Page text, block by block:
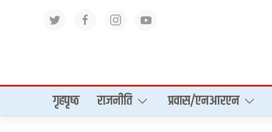
गृहपृष्‍ठ राजनीति प्रवास/एनआरएन